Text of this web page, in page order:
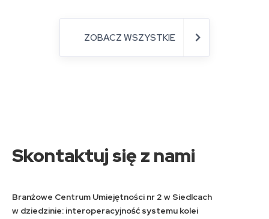
ZOBACZ WSZYSTKIE
Skontaktuj się z nami
Branżowe Centrum Umiejętności nr 2 w Siedlcach
w dziedzinie: interoperacyjność systemu kolei